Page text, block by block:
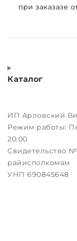
при заказазе
Каталог
ИП Арловский
Режим работы:
20:00
Свидетельство
райисполкомам
УНП 690845648